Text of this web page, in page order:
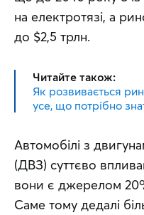
на електротязі, а
до $2,5 трлн.
Читайте також:
Як розвивається
усе, що потрібно
Автомобілі з
(ДВЗ) суттєво
вони є джерелом
Саме тому дедалі